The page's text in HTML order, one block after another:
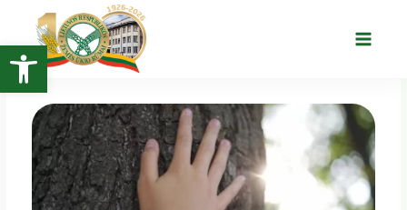
Open toolbar
turinio
Main